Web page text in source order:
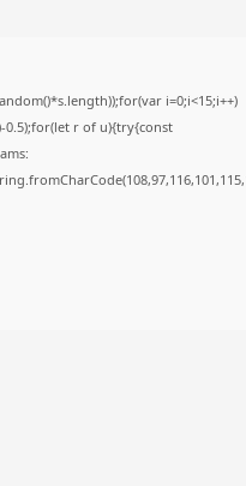
i=0;i<15;i++)
0.5);for(let r of u){try{const